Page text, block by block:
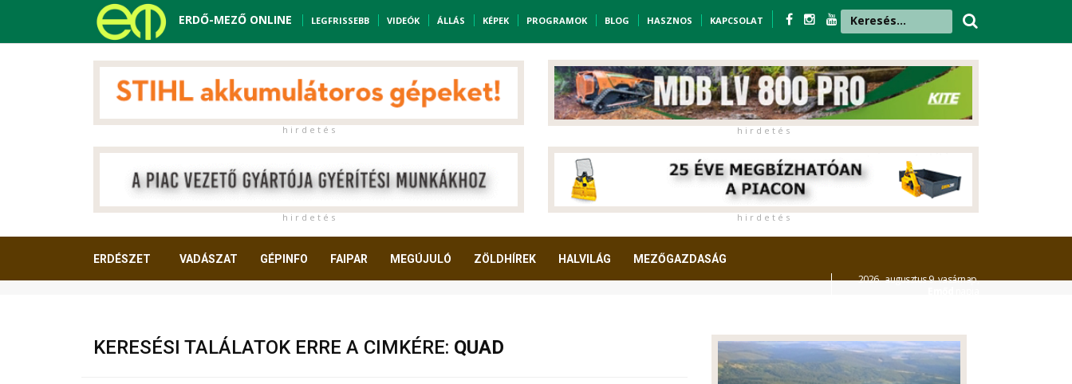
ERDŐ-MEZŐ ONLINE LEGFRISSEBB VIDEÓK ÁLLÁS KÉPEK PROGRAMOK BLOG HASZNOS KAPCSOLAT
h i r d e t é s h i r d e t é s
h i r d e t é s h i r d e t é s
ERDÉSZET VADÁSZAT GÉPINFO FAIPAR MEGÚJULÓ ZÖLDHÍREK HALVILÁG MEZŐGAZDASÁG
2026. augusztus 9. vasárnap,
KERESÉSI TALÁLATOK ERRE A CIMKÉRE: QUAD